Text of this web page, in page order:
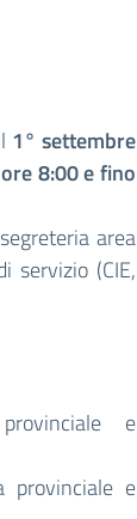
1° settembre
8:00 e fino
area
servizio (CIE,
e
provinciale e